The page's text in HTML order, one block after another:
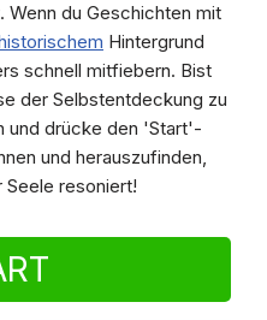
Wenn du Geschichten mit
Hintergrund
schnell mitfiebern. Bist
der Selbstentdeckung zu
und drücke den 'Start'-
und herauszufinden,
resoniert!